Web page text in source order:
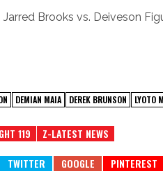
Jarred Brooks vs. Deiveson
DEMIAN MAIA DEREK BRUNSON LYOTO
119 Z-LATEST NEWS